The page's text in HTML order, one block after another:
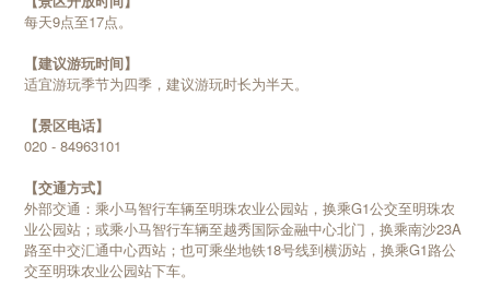
每天9点至17点。
【建议游玩时间】
适宜游玩季节为四季，建议游玩时长为半天。
【景区电话】
020 - 84963101
【交通方式】
外部交通：乘小马智行车辆至明珠农业公园站，换乘G1公交至明珠农
业公园站；或乘小马智行车辆至越秀国际金融中心北门，换乘南沙23A
路至中交汇通中心西站；也可乘坐地铁18号线到横沥站，换乘G1路公
交至明珠农业公园站下车。